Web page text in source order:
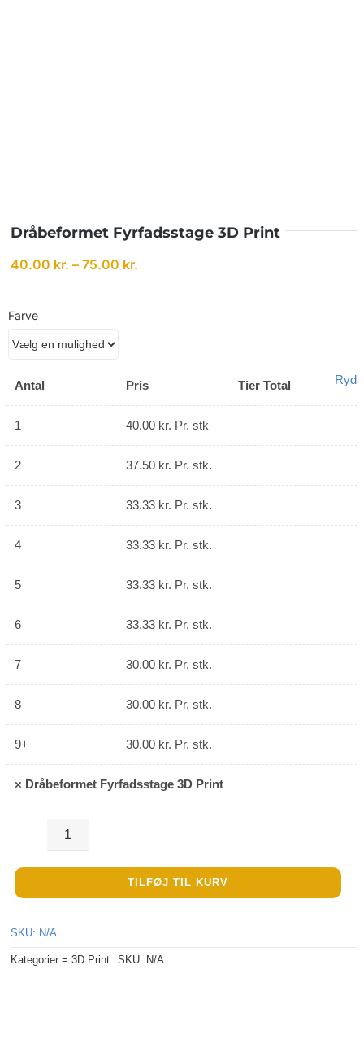
Dråbeformet Fyrfadsstage 3D Print
40.00 kr. – 75.00 kr.
Farve
Ryd
Antal Pris Tier Total
1 40.00 kr. Pr. stk
2 37.50 kr. Pr. stk.
3 33.33 kr. Pr. stk.
4 33.33 kr. Pr. stk.
5 33.33 kr. Pr. stk.
6 33.33 kr. Pr. stk.
7 30.00 kr. Pr. stk.
8 30.00 kr. Pr. stk.
9+ 30.00 kr. Pr. stk.
× Dråbeformet Fyrfadsstage 3D Print
Fyrfadsstage
TILFØJ TIL KURV
SKU: N/A
Kategorier =3D Print SKU: N/A